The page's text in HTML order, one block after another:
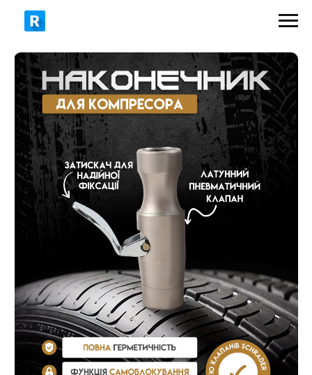
ЗАМОВИТИ
590 грн 360 грн